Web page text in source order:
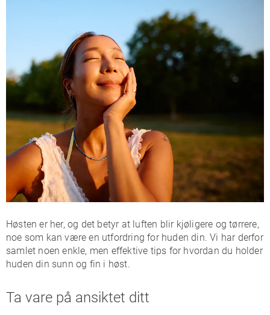
Høsten er her, og det betyr at luften blir kjøligere og tørrere,
noe som kan være en utfordring for huden din. Vi har derfor
samlet noen enkle, men effektive tips for hvordan du holder
huden din sunn og fin i høst.
Ta vare på ansiktet ditt